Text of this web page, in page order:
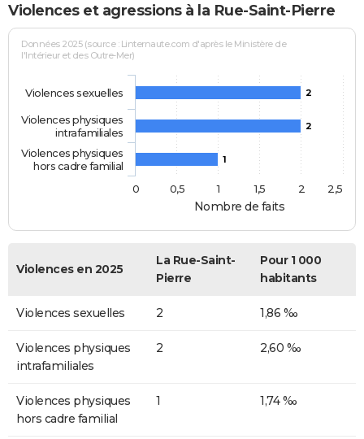
Violences et agressions à la Rue-Saint-Pierre
Nombre de faits
Données 2025 (source : Linternaute.com d'après le Ministère de
l'Intérieur et des Outre-Mer)
2
2
1
Violences sexuelles
Violences physiques
intrafamiliales
Violences physiques
hors cadre familial
0
0,5 1 1,5 2 2,5
Violences en 2025
La Rue-Saint-
Pierre
Pour 1 000
habitants
Violences sexuelles 2 1,86 ‰
Violences physiques
intrafamiliales
2 2,60 ‰
Violences physiques
hors cadre familial
1 1,74 ‰